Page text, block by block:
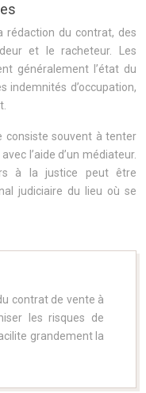
rédaction du contrat, des
et le racheteur. Les
généralement l’état du
indemnités d’occupation,
consiste souvent à tenter
l’aide d’un médiateur.
à la justice peut être
judiciaire du lieu où se
contrat de vente à
les risques de
grandement la